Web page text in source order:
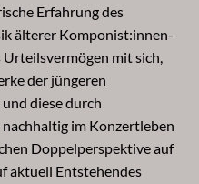
Erfahrung des
älterer Komponist:innen-
mit sich,
der jüngeren
diese durch
im Konzertleben
Doppelperspektive auf
aktuell Entstehendes